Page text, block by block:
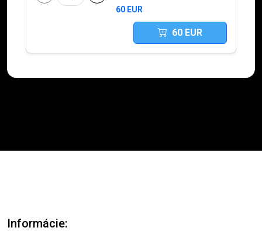
60 EUR
60 EUR
Informácie: